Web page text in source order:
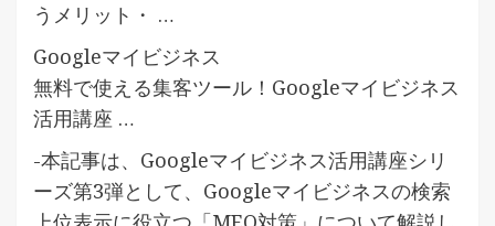
うメリット・ …
Googleマイビジネス
無料で使える集客ツール！Googleマイビジネス
活用講座 …
-本記事は、Googleマイビジネス活用講座シリ
ーズ第3弾として、Googleマイビジネスの検索